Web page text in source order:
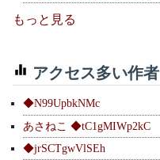
もっと見る
アクセス多い作者
◆N99UpbkNMc
あさねこ ◆tC1gMIWp2kC
◆jrSCTgwVlSEh